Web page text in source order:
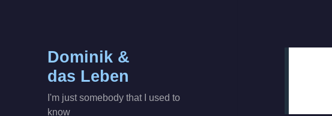
Dominik &
das Leben
I'm just somebody that I used to
know